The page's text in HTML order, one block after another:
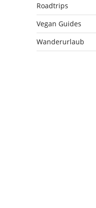
Roadtrips
Vegan Guides
Wanderurlaub